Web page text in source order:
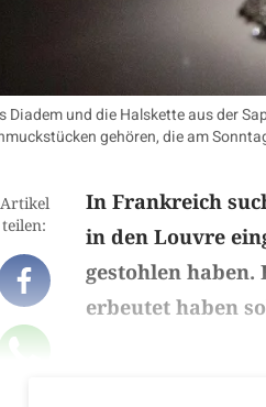
Diadem und die Halskette aus der
gehören, die am
Artikel
teilen:
In Frankreich
in den Louvre
gestohlen haben.
erbeutet haben